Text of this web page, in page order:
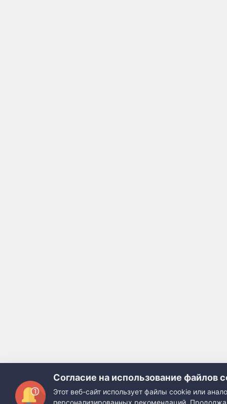
Согласие на использование файлов
Этот веб-сайт использует файлы cookie или
персонализированных рекомендаций.